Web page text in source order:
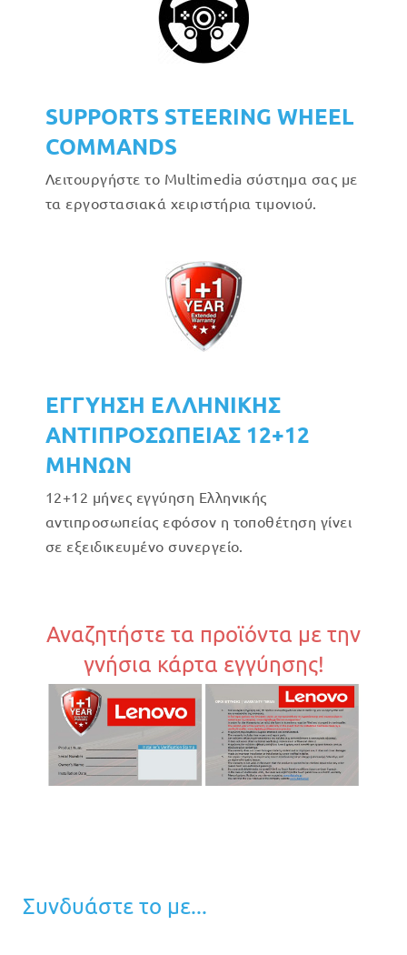
SUPPORTS STEERING WHEEL
COMMANDS
Λειτουργήστε το Multimedia σύστημα σας με
τα εργοστασιακά χειριστήρια τιμονιού.
ΕΓΓΥΗΣΗ ΕΛΛΗΝΙΚΗΣ
ΑΝΤΙΠΡΟΣΩΠΕΙΑΣ 12+12
ΜΗΝΩΝ
12+12 μήνες εγγύηση Ελληνικής
αντιπροσωπείας εφόσον η τοποθέτηση γίνει
σε εξειδικευμένο συνεργείο.
Αναζητήστε τα προϊόντα με την
γνήσια κάρτα εγγύησης!
Συνδυάστε το με...